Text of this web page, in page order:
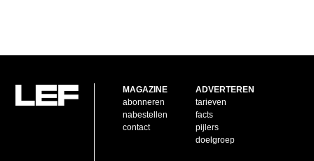
MAGAZINE
abonneren
nabestellen
contact
ADVERTEREN
tarieven
facts
pijlers
doelgroep